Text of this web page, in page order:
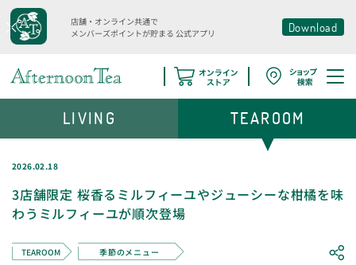
店舗・オンライン共通で
メンバーズポイントが貯まる 公式アプリ Download
2026.02.18
3店舗限定 桜香るミルフィーユやジューシーな柑橘を味
わうミルフィーユが順次登場
TEAROOM 季節のメニュー
LIVING TEAROOM